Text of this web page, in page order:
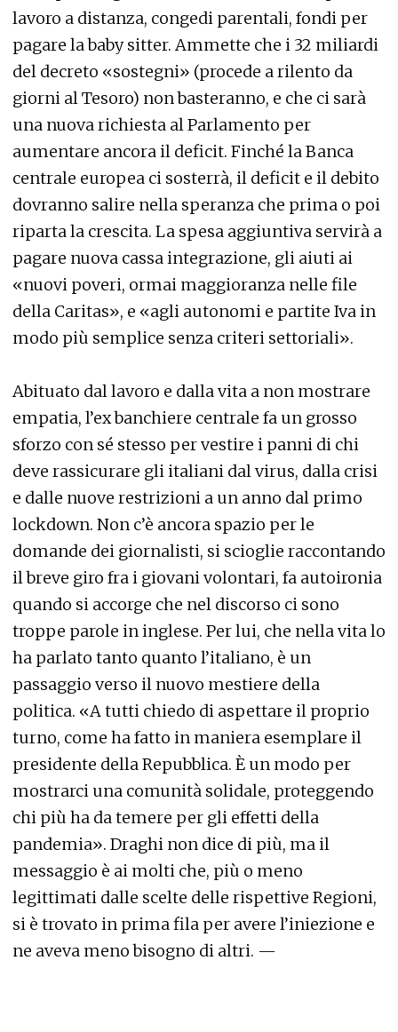
lavoro a distanza, congedi parentali, fondi per
pagare la baby sitter. Ammette che i 32 miliardi
del decreto «sostegni» (procede a rilento da
giorni al Tesoro) non basteranno, e che ci sarà
una nuova richiesta al Parlamento per
aumentare ancora il deficit. Finché la Banca
centrale europea ci sosterrà, il deficit e il debito
dovranno salire nella speranza che prima o poi
riparta la crescita. La spesa aggiuntiva servirà a
pagare nuova cassa integrazione, gli aiuti ai
«nuovi poveri, ormai maggioranza nelle file
della Caritas», e «agli autonomi e partite Iva in
modo più semplice senza criteri settoriali».
Abituato dal lavoro e dalla vita a non mostrare
empatia, l’ex banchiere centrale fa un grosso
sforzo con sé stesso per vestire i panni di chi
deve rassicurare gli italiani dal virus, dalla crisi
e dalle nuove restrizioni a un anno dal primo
lockdown. Non c’è ancora spazio per le
domande dei giornalisti, si scioglie raccontando
il breve giro fra i giovani volontari, fa autoironia
quando si accorge che nel discorso ci sono
troppe parole in inglese. Per lui, che nella vita lo
ha parlato tanto quanto l’italiano, è un
passaggio verso il nuovo mestiere della
politica. «A tutti chiedo di aspettare il proprio
turno, come ha fatto in maniera esemplare il
presidente della Repubblica. È un modo per
mostrarci una comunità solidale, proteggendo
chi più ha da temere per gli effetti della
pandemia». Draghi non dice di più, ma il
messaggio è ai molti che, più o meno
legittimati dalle scelte delle rispettive Regioni,
si è trovato in prima fila per avere l’iniezione e
ne aveva meno bisogno di altri. —